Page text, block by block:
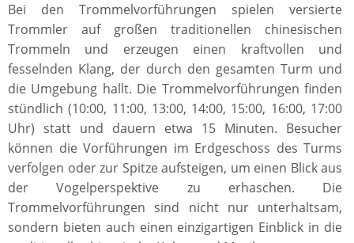
Bei den Trommelvorführungen spielen versierte
Trommler auf großen traditionellen chinesischen
Trommeln und erzeugen einen kraftvollen und
fesselnden Klang, der durch den gesamten Turm und
die Umgebung hallt. Die Trommelvorführungen finden
stündlich (10:00, 11:00, 13:00, 14:00, 15:00, 16:00, 17:00
Uhr) statt und dauern etwa 15 Minuten. Besucher
können die Vorführungen im Erdgeschoss des Turms
verfolgen oder zur Spitze aufsteigen, um einen Blick aus
der Vogelperspektive zu erhaschen. Die
Trommelvorführungen sind nicht nur unterhaltsam,
sondern bieten auch einen einzigartigen Einblick in die